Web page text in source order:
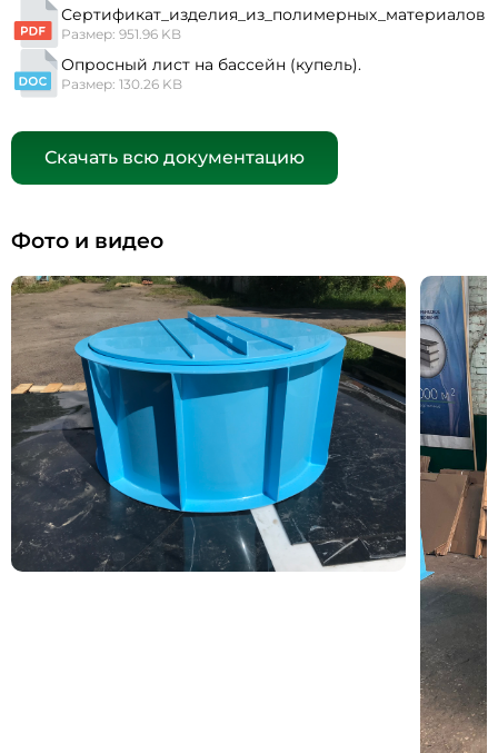
Сертификат_изделия_из_полимерных_материалов
Размер: 951.96 KB
Опросный лист на бассейн (купель).
Размер: 130.26 KB
Скачать всю документацию
Фото и видео